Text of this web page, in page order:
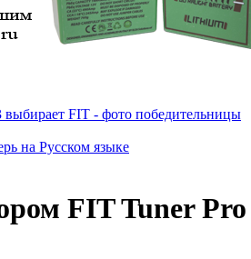
FIT - фото победительницы
на Русском языке
FIT Tuner Pro